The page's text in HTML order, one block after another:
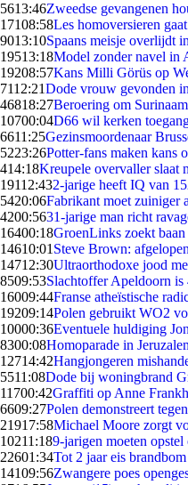
5613:46Zweedse gevangenen
17108:58Les homoversieren
9013:10Spaans meisje overlijdt
19513:18Model zonder navel in
19208:57Kans Milli Görüs op
7112:21Dode vrouw gevonden
46818:27Beroering om
10700:04D66 wil kerken
6611:25Gezinsmoordenaar
5223:26Potter-fans maken kans
414:18Kreupele overvaller slaat
19112:432-jarige heeft IQ van
5420:06Fabrikant moet zuiniger
4200:5631-jarige man richt
16400:18GroenLinks zoekt baan
14610:01 Steve Brown:
14712:30Ultraorthodoxe jood
8509:53Slachtoffer Apeldoorn is
16009:44Franse atheïstische
19209:14Polen gebruikt WO2
10000:36Eventuele huldiging
8300:08Homoparade in
12714:42Hangjongeren
5511:08Dode bij woningbrand
11700:42Graffiti op Anne
6609:27Polen demonstreert
21917:58Michael Moore zorgt
10211:189-jarigen moeten
22601:34Tot 2 jaar eis
14109:56Zwangere poes